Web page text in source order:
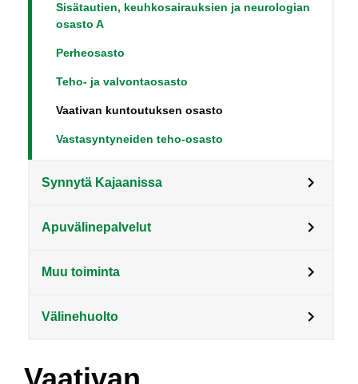
Sisätautien, keuhkosairauksien ja neurologian
osasto A
Perheosasto
Teho- ja valvontaosasto
Vaativan kuntoutuksen osasto
Vastasyntyneiden teho-osasto
Synnytä Kajaanissa
Apuvälinepalvelut
Muu toiminta
Välinehuolto